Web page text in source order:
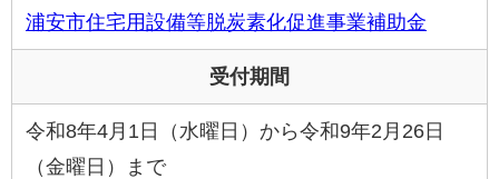
浦安市住宅用設備等脱炭素化促進事業補助金
受付期間
令和8年4月1日（水曜日）から令和9年2月26日
（金曜日）まで